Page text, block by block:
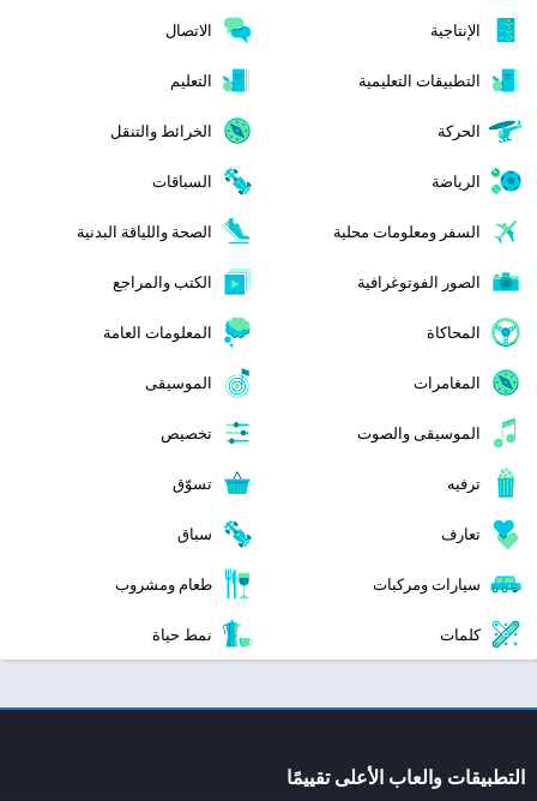
الإنتاجية الاتصال
التطبيقات التعليمية التعليم
الحركة الخرائط والتنقل
الرياضة السباقات
السفر ومعلومات محلية الصحة واللياقة البدنية
الصور الفوتوغرافية الكتب والمراجع
المحاكاة المعلومات العامة
المغامرات الموسيقى
الموسيقى والصوت تخصيص
ترفيه تسوّق
تعارف سباق
سيارات ومركبات طعام ومشروب
كلمات نمط حياة
التطبيقات والعاب الأعلى تقييمًا